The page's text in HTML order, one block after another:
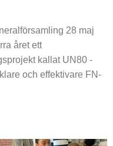
28 maj
året ett
kallat UN80 -
och effektivare FN-